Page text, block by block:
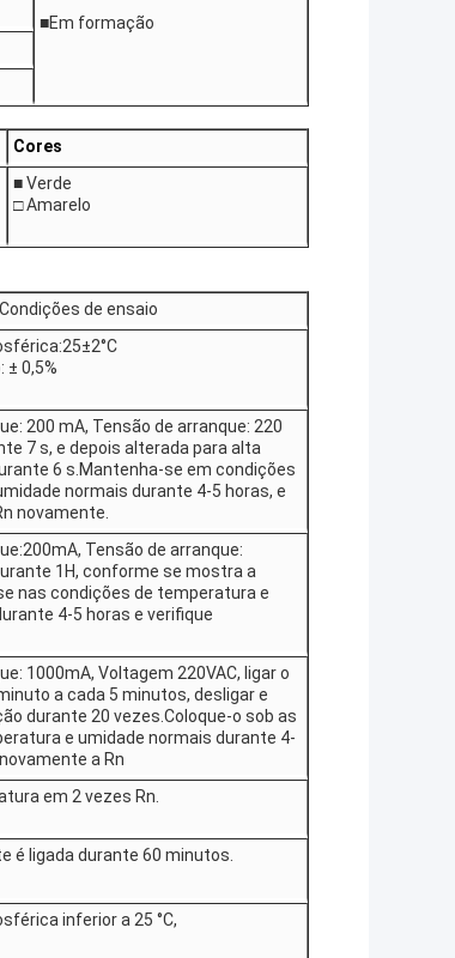
■Em formação
Cores
■ Verde
□ Amarelo
Condições de ensaio
± 0,5%
200 mA, Tensão de arranque: 220
7 s, e depois alterada para alta
6 s.Mantenha-se em condições
normais durante 4-5 horas, e
novamente.
Tensão de arranque:
1H, conforme se mostra a
nas condições de temperatura e
4-5 horas e verifique
1000mA, Voltagem 220VAC, ligar o
a cada 5 minutos, desligar e
durante 20 vezes.Coloque-o sob as
e umidade normais durante 4-
a Rn
em 2 vezes Rn.
é ligada durante 60 minutos.
inferior a 25 °C,